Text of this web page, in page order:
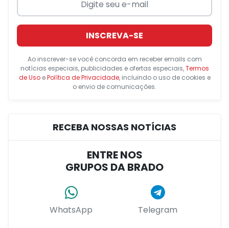
INSCREVA-SE
Ao inscrever-se você concorda em receber emails com
notícias especiais, publicidades e ofertas especiais,Termos
de UsoePolítica de Privacidade, incluindo o uso de cookies e
o envio de comunicações.
RECEBA NOSSAS NOTÍCIAS
ENTRE NOS
GRUPOS DA BRADO
WhatsApp Telegram